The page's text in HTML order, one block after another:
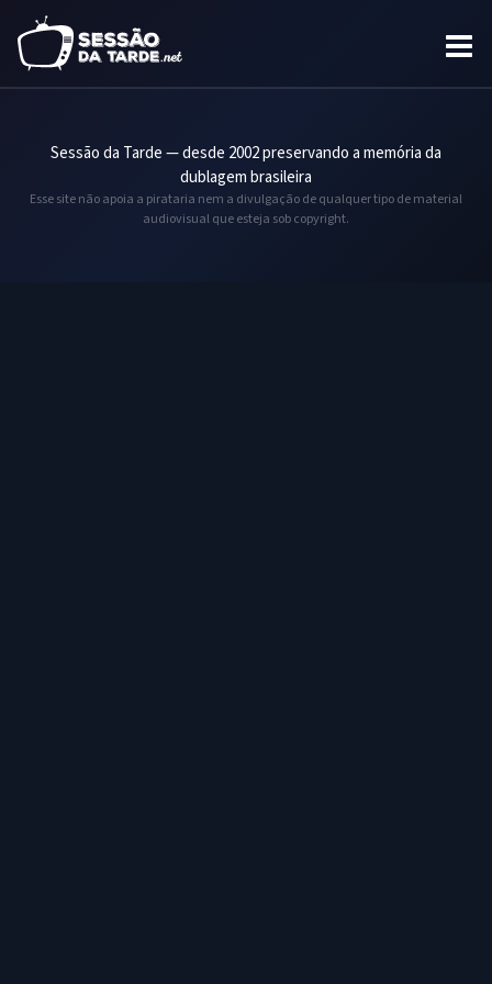
Sessão da Tarde — desde 2002 preservando a memória da
dublagem brasileira
Esse site não apoia a pirataria nem a divulgação de qualquer tipo de material
audiovisual que esteja sob copyright.